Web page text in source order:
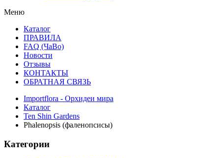
Меню
Каталог
ПРАВИЛА
FAQ (ЧаВо)
Новости
Отзывы
КОНТАКТЫ
ОБРАТНАЯ СВЯЗЬ
Importflora - Орхидеи мира
Каталог
Ten Shin Gardens
Phalenopsis (фаленопсисы)
Категории